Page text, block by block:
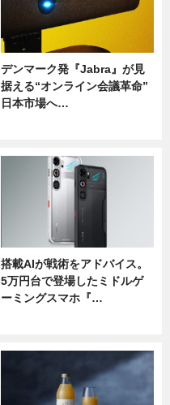
デンマーク発『Jabra』が見
据える“オンライン会議革命”
日本市場へ…
搭載AIが戦術をアドバイス。
5万円台で登場したミドルゲ
ーミングスマホ『…